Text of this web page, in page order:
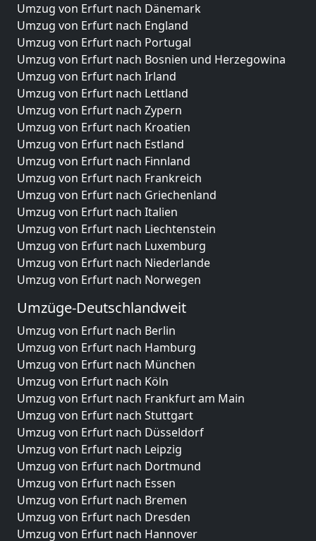
Umzug von Erfurt nach Dänemark
Umzug von Erfurt nach England
Umzug von Erfurt nach Portugal
Umzug von Erfurt nach Bosnien und Herzegowina
Umzug von Erfurt nach Irland
Umzug von Erfurt nach Lettland
Umzug von Erfurt nach Zypern
Umzug von Erfurt nach Kroatien
Umzug von Erfurt nach Estland
Umzug von Erfurt nach Finnland
Umzug von Erfurt nach Frankreich
Umzug von Erfurt nach Griechenland
Umzug von Erfurt nach Italien
Umzug von Erfurt nach Liechtenstein
Umzug von Erfurt nach Luxemburg
Umzug von Erfurt nach Niederlande
Umzug von Erfurt nach Norwegen
Umzüge-Deutschlandweit
Umzug von Erfurt nach Berlin
Umzug von Erfurt nach Hamburg
Umzug von Erfurt nach München
Umzug von Erfurt nach Köln
Umzug von Erfurt nach Frankfurt am Main
Umzug von Erfurt nach Stuttgart
Umzug von Erfurt nach Düsseldorf
Umzug von Erfurt nach Leipzig
Umzug von Erfurt nach Dortmund
Umzug von Erfurt nach Essen
Umzug von Erfurt nach Bremen
Umzug von Erfurt nach Dresden
Umzug von Erfurt nach Hannover